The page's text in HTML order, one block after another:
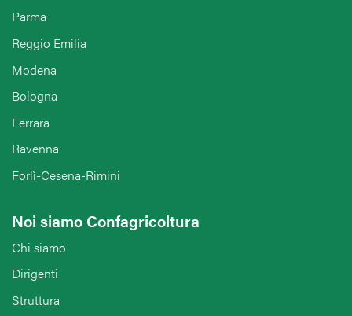
Parma
Reggio Emilia
Modena
Bologna
Ferrara
Ravenna
Forlì-Cesena-Rimini
Noi siamo Confagricoltura
Chi siamo
Dirigenti
Struttura